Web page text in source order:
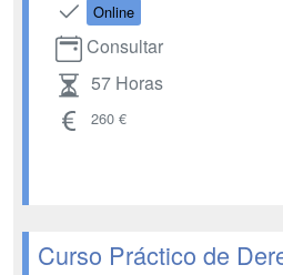
Online
Consultar
57 Horas
260 €
Curso Práctico de